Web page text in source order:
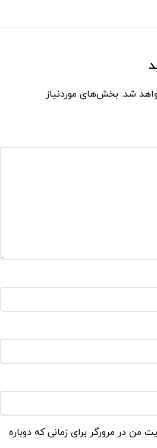
شد. بخش‌های موردنیاز
من در مرورگر برای زمانی که دوباره